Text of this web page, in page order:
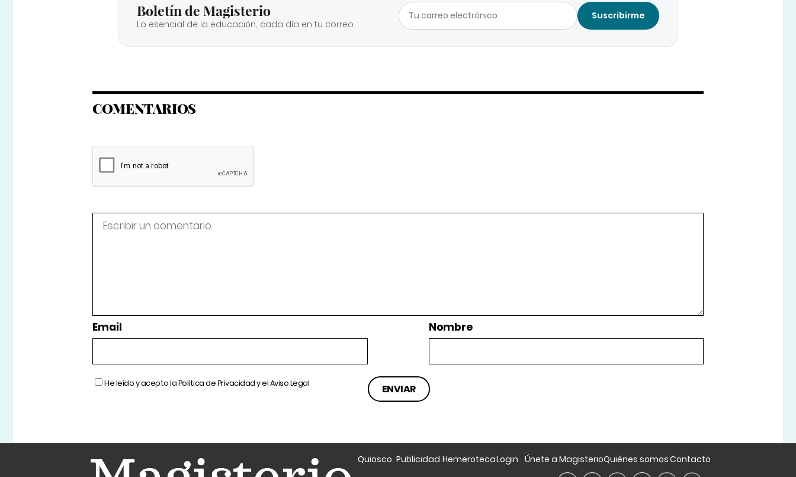
Boletín de Magisterio
Lo esencial de la educación, cada día en tu correo.
Suscribirme
COMENTARIOS
Email Nombre
He leído y acepto laPolítica de Privacidady elAviso Legal
Quiosco Publicidad HemerotecaLogin Únete a MagisterioQuiénes somosContacto